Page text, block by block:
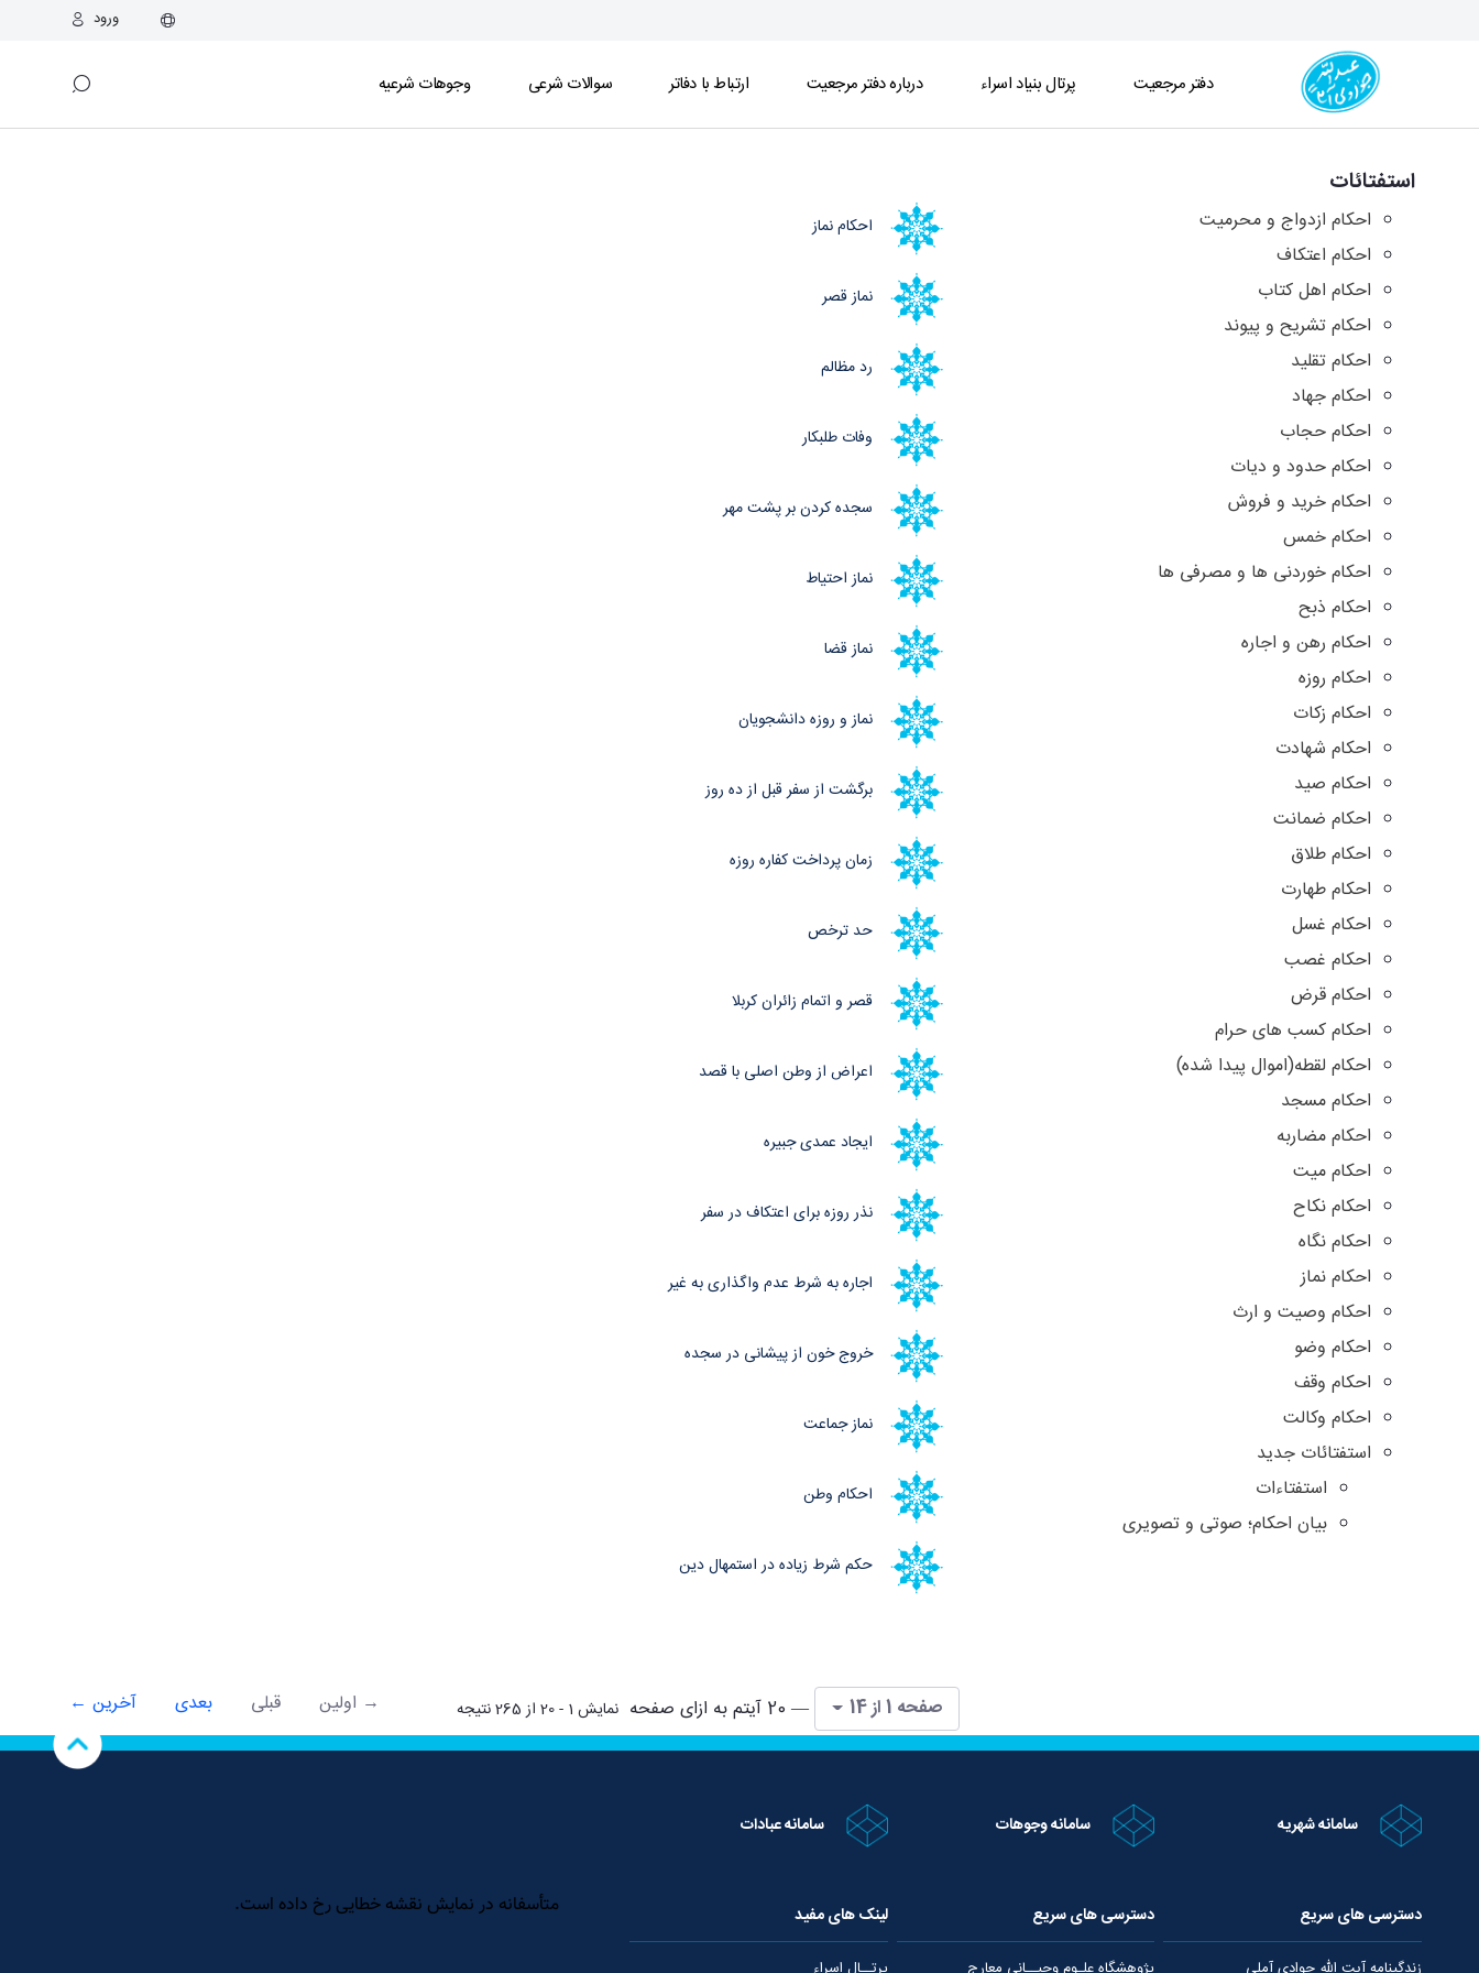
ورود
دفتر مرجعیت پرتال بنیاد اسراء درباره دفتر مرجعیت ارتباط با دفاتر سوالات شرعی وجوهات شرعیه
استفتائات
احکام ازدواج و محرمیت
احکام اعتکاف
احکام اهل کتاب
احکام تشریح و پیوند
احکام تقلید
احکام جهاد
احکام حجاب
احکام حدود و دیات
احکام خرید و فروش
احکام خمس
احکام خوردنی ها و مصرفی ها
احکام ذبح
احکام رهن و اجاره
احکام روزه
احکام زکات
احکام شهادت
احکام صید
احکام ضمانت
احکام طلاق
احکام طهارت
احکام غسل
احکام غصب
احکام قرض
احکام کسب های حرام
احکام لقطه(اموال پیدا شده)
احکام مسجد
احکام مضاربه
احکام میت
احکام نکاح
احکام نگاه
احکام نماز
احکام وصیت و ارث
احکام وضو
احکام وقف
احکام وکالت
استفتائات جدید
استفتاءات
بیان احکام؛ صوتی و تصویری
احکام نماز
نماز قصر
رد مظالم
وفات طلبکار
سجده کردن بر پشت مهر
نماز احتیاط
نماز قضا
نماز و روزه دانشجویان
برگشت از سفر قبل از ده روز
زمان پرداخت کفاره روزه
حد ترخص
قصر و اتمام زائران کربلا
اعراض از وطن اصلی با قصد
ایجاد عمدی جبیره
نذر روزه برای اعتکاف در سفر
اجاره به شرط عدم واگذاری به غیر
خروج خون از پیشانی در سجده
نماز جماعت
احکام وطن
حکم شرط زیاده در استمهال دین
صفحه 1 از 14 — 20 آیتم به ازای صفحه نمایش 1 - 20 از 265 نتیجه → اولین قبلی بعدی آخرین ←
سامانه شهریه سامانه وجوهات سامانه عبادات
دسترسی های سریع دسترسی های سریع لینک های مفید